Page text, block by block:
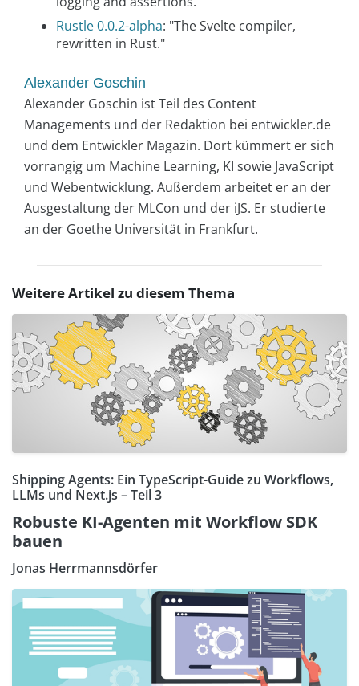
Rustle 0.0.2-alpha: "The Svelte compiler,
rewritten in Rust."
Alexander Goschin
Alexander Goschin ist Teil des Content
Managements und der Redaktion bei entwickler.de
und dem Entwickler Magazin. Dort kümmert er sich
vorrangig um Machine Learning, KI sowie JavaScript
und Webentwicklung. Außerdem arbeitet er an der
Ausgestaltung der MLCon und der iJS. Er studierte
an der Goethe Universität in Frankfurt.
Weitere Artikel zu diesem Thema
Shipping Agents: Ein TypeScript-Guide zu Workflows,
LLMs und Next.js – Teil 3
Robuste KI-Agenten mit Workflow SDK
bauen
Jonas Herrmannsdörfer